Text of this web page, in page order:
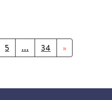
5 ... 34 »